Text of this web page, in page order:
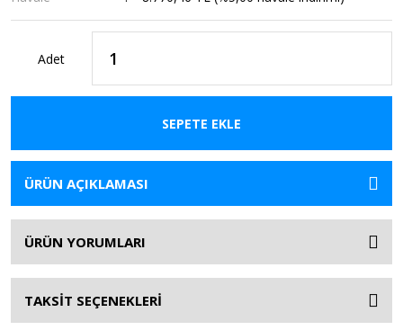
Adet
SEPETE EKLE
ÜRÜN AÇIKLAMASI
ÜRÜN YORUMLARI
TAKSİT SEÇENEKLERİ